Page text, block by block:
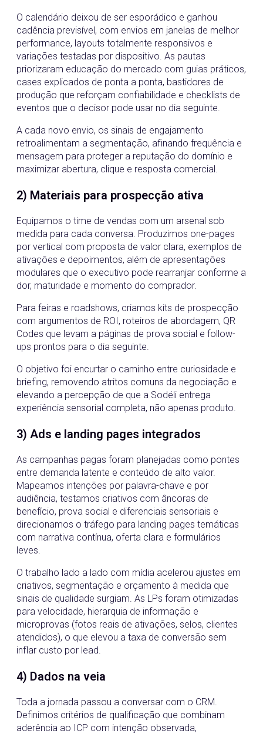
O calendário deixou de ser esporádico e ganhou
cadência previsível, com envios em janelas de melhor
performance, layouts totalmente responsivos e
variações testadas por dispositivo. As pautas
priorizaram educação do mercado com guias práticos,
cases explicados de ponta a ponta, bastidores de
produção que reforçam confiabilidade e checklists de
eventos que o decisor pode usar no dia seguinte.
A cada novo envio, os sinais de engajamento
retroalimentam a segmentação, afinando frequência e
mensagem para proteger a reputação do domínio e
maximizar abertura, clique e resposta comercial.
2) Materiais para prospecção ativa
Equipamos o time de vendas com um arsenal sob
medida para cada conversa. Produzimos one-pages
por vertical com proposta de valor clara, exemplos de
ativações e depoimentos, além de apresentações
modulares que o executivo pode rearranjar conforme a
dor, maturidade e momento do comprador.
Para feiras e roadshows, criamos kits de prospecção
com argumentos de ROI, roteiros de abordagem, QR
Codes que levam a páginas de prova social e follow-
ups prontos para o dia seguinte.
O objetivo foi encurtar o caminho entre curiosidade e
briefing, removendo atritos comuns da negociação e
elevando a percepção de que a Sodéli entrega
experiência sensorial completa, não apenas produto.
3) Ads e landing pages integrados
As campanhas pagas foram planejadas como pontes
entre demanda latente e conteúdo de alto valor.
Mapeamos intenções por palavra-chave e por
audiência, testamos criativos com âncoras de
benefício, prova social e diferenciais sensoriais e
direcionamos o tráfego para landing pages temáticas
com narrativa contínua, oferta clara e formulários
leves.
O trabalho lado a lado com mídia acelerou ajustes em
criativos, segmentação e orçamento à medida que
sinais de qualidade surgiam. As LPs foram otimizadas
para velocidade, hierarquia de informação e
microprovas (fotos reais de ativações, selos, clientes
atendidos), o que elevou a taxa de conversão sem
inflar custo por lead.
4) Dados na veia
Toda a jornada passou a conversar com o CRM.
Definimos critérios de qualificação que combinam
aderência ao ICP com intenção observada,